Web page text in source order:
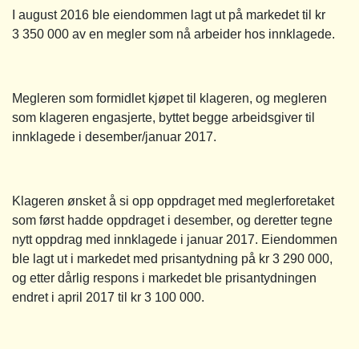
I august 2016 ble eiendommen lagt ut på markedet til kr
3 350 000 av en megler som nå arbeider hos innklagede.
Megleren som formidlet kjøpet til klageren, og megleren
som klageren engasjerte, byttet begge arbeidsgiver til
innklagede i desember/januar 2017.
Klageren ønsket å si opp oppdraget med meglerforetaket
som først hadde oppdraget i desember, og deretter tegne
nytt oppdrag med innklagede i januar 2017. Eiendommen
ble lagt ut i markedet med prisantydning på kr 3 290 000,
og etter dårlig respons i markedet ble prisantydningen
endret i april 2017 til kr 3 100 000.